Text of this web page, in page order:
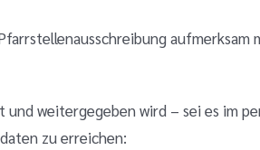
weitergegeben wird – sei es im
zu erreichen: